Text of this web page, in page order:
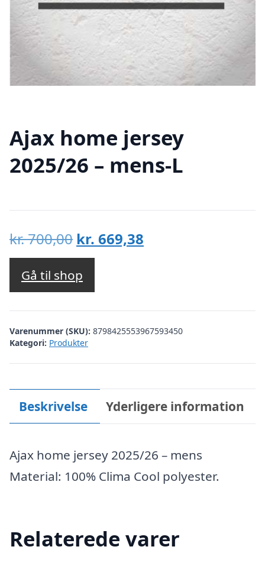
Ajax home jersey
2025/26 – mens-L
kr.700,00 Den
oprindelige
pris
var:
kr. 700,00.
kr. 669,38
kr. 669,38.
Gå til shop
Varenummer (SKU): 8798425553967593450
Kategori: Produkter
Beskrivelse Yderligere information
Ajax home jersey 2025/26 – mens
Material: 100% Clima Cool polyester.
Relaterede varer